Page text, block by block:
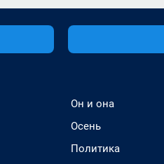
Он и она
Осень
Политика